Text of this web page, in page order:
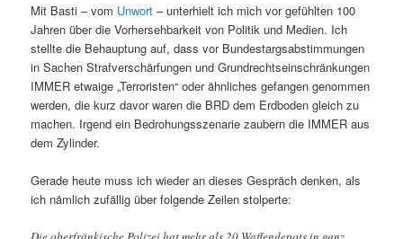
Mit Basti – vom Unwort – unterhielt ich mich vor gefühlten 100
Jahren über die Vorhersehbarkeit von Politik und Medien. Ich
stellte die Behauptung auf, dass vor Bundestargsabstimmungen
in Sachen Strafverschärfungen und Grundrechtseinschränkungen
IMMER etwaige „Terroristen“ oder ähnliches gefangen genommen
werden, die kurz davor waren die BRD dem Erdboden gleich zu
machen. Irgend ein Bedrohungsszenarie zaubern die IMMER aus
dem Zylinder.
Gerade heute muss ich wieder an dieses Gespräch denken, als
ich nämlich zufällig über folgende Zeilen stolperte: